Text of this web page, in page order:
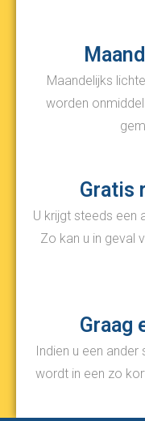
Maandelijks
worden
Gratis
U krijgt steeds een
Zo kan u in geval
Graag
Indien u een
wordt in een zo